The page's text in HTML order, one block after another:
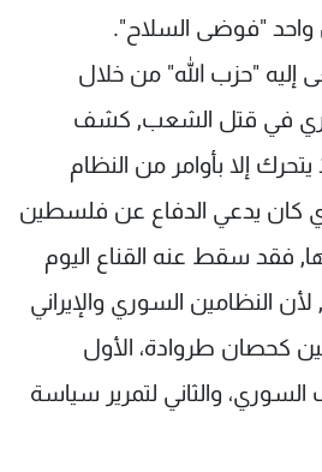
"فوضى السلاح".
"حزب الله" من خلال
في قتل الشعب, كشف
إلا بأوامر من النظام
كان يدعي الدفاع عن فلسطين
فقد سقط عنه القناع اليوم
النظامين السوري والإيراني
كحصان طروادة، الأول
والثاني لتمرير سياسة